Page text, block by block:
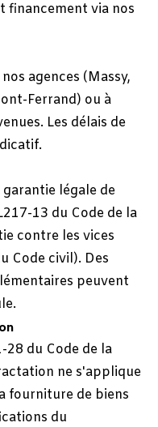
financement via nos
agences (Massy,
Ferrand) ou à
Les délais de
légale de
13 du Code de la
contre les vices
Code civil). Des
peuvent
du Code de la
ne s'applique
fourniture de biens
du